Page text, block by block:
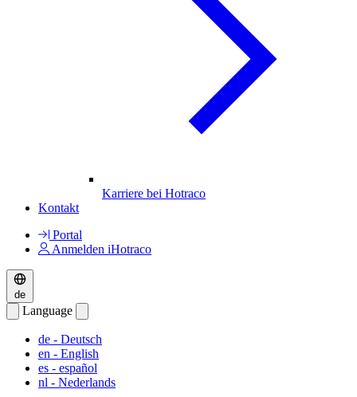
Karriere bei Hotraco
Kontakt
Portal
Anmelden iHotraco
de
Language
de - Deutsch
en - English
es - español
nl - Nederlands